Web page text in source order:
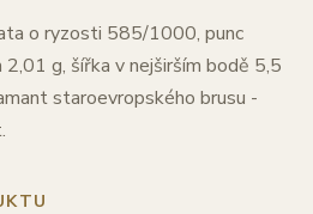
o ryzosti 585/1000, punc
g, šířka v nejširším bodě 5,5
staroevropského brusu -